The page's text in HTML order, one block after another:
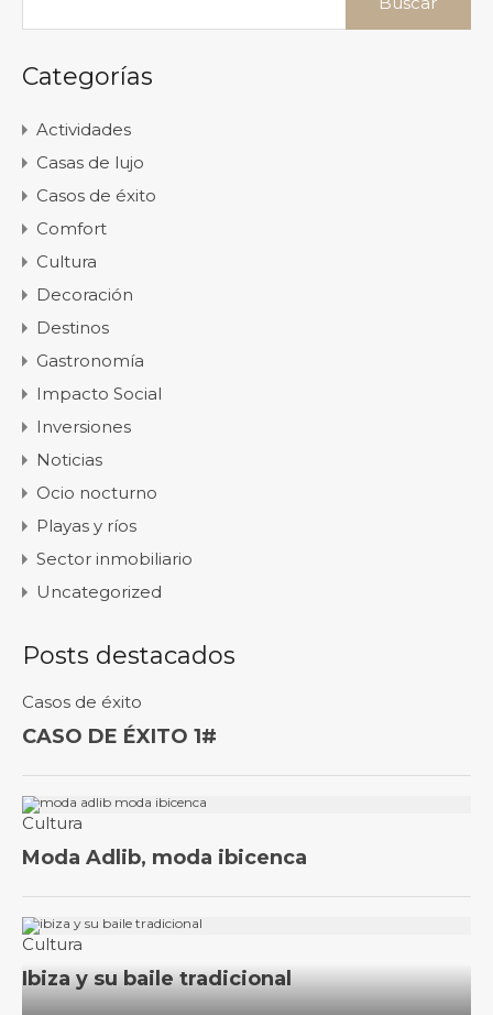
Categorías
Actividades
Casas de lujo
Casos de éxito
Comfort
Cultura
Decoración
Destinos
Gastronomía
Impacto Social
Inversiones
Noticias
Ocio nocturno
Playas y ríos
Sector inmobiliario
Uncategorized
Posts destacados